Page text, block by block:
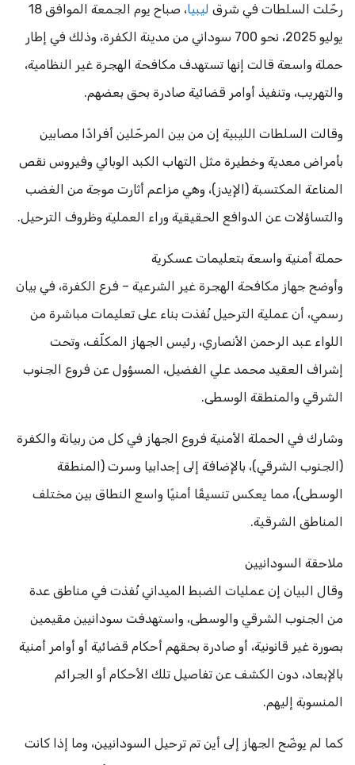
رحّلت السلطات في شرق ليبيا
، صباح يوم الجمعة الموافق 18
يوليو 2025، نحو 700 سوداني من مدينة الكفرة، وذلك في إطار
حملة واسعة قالت إنها تستهدف مكافحة الهجرة غير النظامية،
والتهريب، وتنفيذ أوامر قضائية صادرة بحق بعضهم.
وقالت السلطات الليبية إن من بين المرحّلين أفرادًا مصابين
بأمراض معدية وخطيرة مثل التهاب الكبد الوبائي وفيروس نقص
المناعة المكتسبة (الإيدز)، وهي مزاعم أثارت موجة من الغضب
والتساؤلات عن الدوافع الحقيقية وراء العملية وظروف الترحيل.
حملة أمنية واسعة بتعليمات عسكرية
وأوضح جهاز مكافحة الهجرة غير الشرعية – فرع الكفرة، في بيان
رسمي، أن عملية الترحيل نُفذت بناء على تعليمات مباشرة من
اللواء عبد الرحمن الأنصاري، رئيس الجهاز المكلّف، وتحت
إشراف العقيد محمد علي الفضيل، المسؤول عن فروع الجنوب
الشرقي والمنطقة الوسطى.
وشارك في الحملة الأمنية فروع الجهاز في كل من ربيانة والكفرة
(الجنوب الشرقي)، بالإضافة إلى إجدابيا وسرت (المنطقة
الوسطى)، مما يعكس تنسيقًا أمنيًا واسع النطاق بين مختلف
المناطق الشرقية.
ملاحقة السودانيين
وقال البيان إن عمليات الضبط الميداني نُفذت في مناطق عدة
من الجنوب الشرقي والوسطى، واستهدفت سودانيين مقيمين
بصورة غير قانونية، أو صادرة بحقهم أحكام قضائية أو أوامر أمنية
بالإبعاد، دون الكشف عن تفاصيل تلك الأحكام أو الجرائم
المنسوبة إليهم.
كما لم يوضّح الجهاز إلى أين تم ترحيل السودانيين، وما إذا كانت